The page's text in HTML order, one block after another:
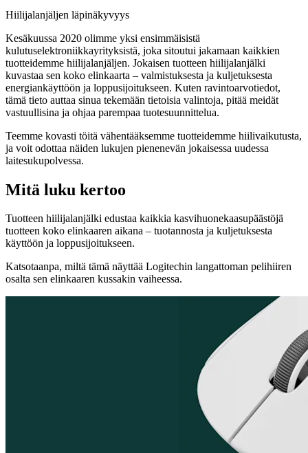
Hiilijalanjäljen läpinäkyvyys
Kesäkuussa 2020 olimme yksi ensimmäisistä
kulutuselektroniikkayrityksistä, joka sitoutui jakamaan kaikkien
tuotteidemme hiilijalanjäljen. Jokaisen tuotteen hiilijalanjälki
kuvastaa sen koko elinkaarta – valmistuksesta ja kuljetuksesta
energiankäyttöön ja loppusijoitukseen. Kuten ravintoarvotiedot,
tämä tieto auttaa sinua tekemään tietoisia valintoja, pitää meidät
vastuullisina ja ohjaa parempaa tuotesuunnittelua.
Teemme kovasti töitä vähentääksemme tuotteidemme hiilivaikutusta,
ja voit odottaa näiden lukujen pienenevän jokaisessa uudessa
laitesukupolvessa.
Mitä luku kertoo
Tuotteen hiilijalanjälki edustaa kaikkia kasvihuonekaasupäästöjä
tuotteen koko elinkaaren aikana – tuotannosta ja kuljetuksesta
käyttöön ja loppusijoitukseen.
Katsotaanpa, miltä tämä näyttää Logitechin langattoman pelihiiren
osalta sen elinkaaren kussakin vaiheessa.